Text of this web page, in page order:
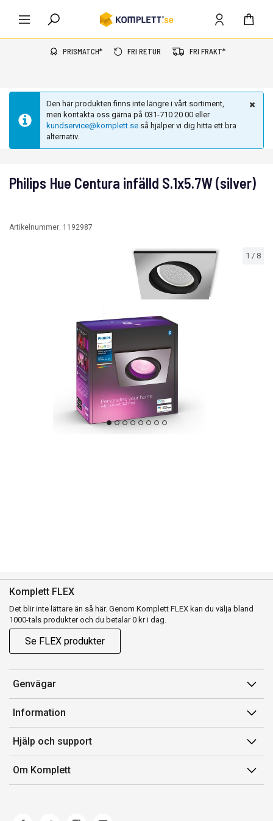
PRISMATCH* FRI RETUR FRI FRAKT*
Den här produkten finns inte längre i vårt sortiment,
men kontakta oss gärna på 031-710 20 00 eller
kundservice@komplett.se så hjälper vi dig hitta ett bra
alternativ.
1 / 8
Philips Hue Centura infälld S.1x5.7W (silver)
Artikelnummer: 1192987
Komplett FLEX
Det blir inte lättare än så här. Genom Komplett FLEX kan du välja bland
1000-tals produkter och du betalar 0 kr i dag.
Se FLEX produkter
Genvägar
Konto
Orderhistorik
Presentkort
Komplett Club
Information
Försäljningsvillkor
Medlemsvillkor for Komplett Club
Lediga tjänster
Hjälp och support
Kontakta oss
Kundservice
Om Komplett